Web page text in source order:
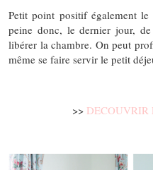
Petit point positif également
peine donc, le dernier jour,
libérer la chambre. On peut
même se faire servir le petit
>> DECOUVRIR